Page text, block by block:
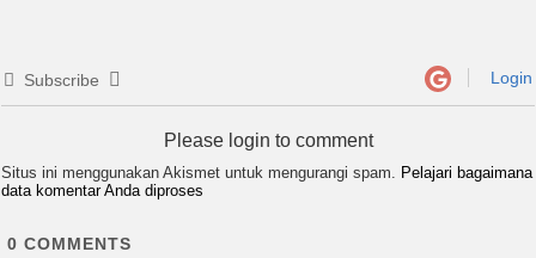
Subscribe Login
Please login to comment
Situs ini menggunakan Akismet untuk mengurangi spam. Pelajari bagaimana
data komentar Anda diproses
0 COMMENTS